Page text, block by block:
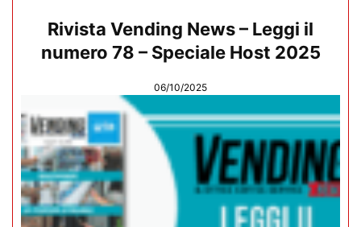
Rivista Vending News – Leggi il
numero 78 – Speciale Host 2025
06/10/2025